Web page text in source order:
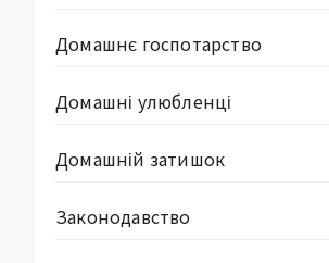
Домашнє госпотарство
Домашні улюбленці
Домашній затишок
Законодавство